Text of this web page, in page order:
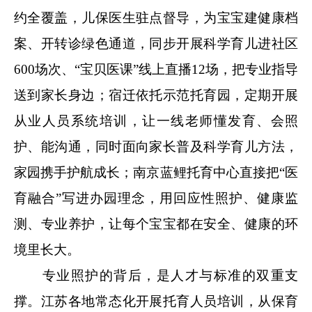
约全覆盖，儿保医生驻点督导，为宝宝建健康档
案、开转诊绿色通道，同步开展科学育儿进社区
600场次、“宝贝医课”线上直播12场，把专业指导
送到家长身边；宿迁依托示范托育园，定期开展
从业人员系统培训，让一线老师懂发育、会照
护、能沟通，同时面向家长普及科学育儿方法，
家园携手护航成长；南京蓝鲤托育中心直接把“医
育融合”写进办园理念，用回应性照护、健康监
测、专业养护，让每个宝宝都在安全、健康的环
境里长大。
专业照护的背后，是人才与标准的双重支
撑。江苏各地常态化开展托育人员培训，从保育